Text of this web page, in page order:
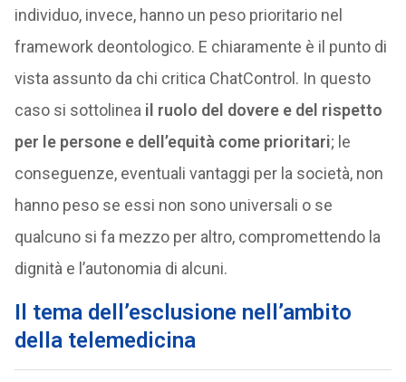
individuo, invece, hanno un peso prioritario nel
framework deontologico. E chiaramente è il punto di
vista assunto da chi critica ChatControl. In questo
caso si sottolinea il ruolo del dovere e del rispetto
per le persone e dell’equità come prioritari; le
conseguenze, eventuali vantaggi per la società, non
hanno peso se essi non sono universali o se
qualcuno si fa mezzo per altro, compromettendo la
dignità e l’autonomia di alcuni.
Il tema dell’esclusione nell’ambito
della telemedicina